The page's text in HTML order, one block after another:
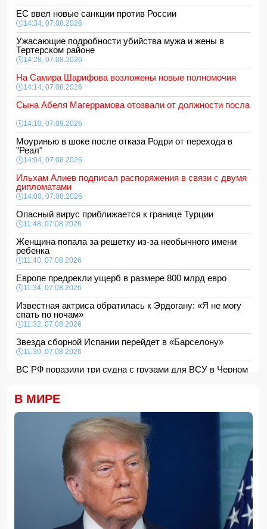
ЕС ввел новые санкции против России
14:34, 07.08.2026
Ужасающие подробности убийства мужа и жены в
Тертерском районе
14:28, 07.08.2026
На Самира Шарифова возложены новые полномочия
14:14, 07.08.2026
Сына Абеля Магеррамова отозвали от должности посла
14:10, 07.08.2026
Моуринью в шоке после отказа Родри от перехода в
"Реал"
14:04, 07.08.2026
Ильхам Алиев подписал распоряжения в связи с двумя
дипломатами
14:00, 07.08.2026
Опасный вирус приближается к границе Турции
11:48, 07.08.2026
Женщина попала за решетку из-за необычного имени
ребенка
11:40, 07.08.2026
Европе предрекли ущерб в размере 800 млрд евро
11:34, 07.08.2026
Известная актриса обратилась к Эрдогану: «Я не могу
спать по ночам»
11:32, 07.08.2026
Звезда сборной Испании перейдет в «Барселону»
11:30, 07.08.2026
ВС РФ поразили три судна с грузами для ВСУ в Черном
Во Флориде мужчина поймал 96 питонов и выиграл 10
тысяч долларов
11:24, 07.08.2026
Том Холланд и Зендея тайно поженились
11:22, 07.08.2026
Трагедия в Тертере: пожилые супруги стали жертвами
11:20, 07.08.2026
Владельцев квартир предупредили о проверке систем
11:16, 07.08.2026
В МИРЕ